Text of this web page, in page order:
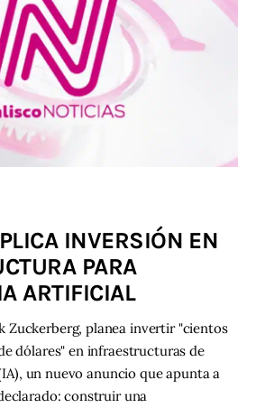
INVERSIÓN EN
PARA
ARTIFICIAL
Zuckerberg, planea invertir "cientos
dólares" en infraestructuras de
un nuevo anuncio que apunta a
construir una